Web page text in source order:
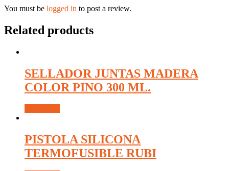
You must be logged in to post a review.
Related products
SELLADOR JUNTAS MADERA
COLOR PINO 300 ML.
PISTOLA SILICONA
TERMOFUSIBLE RUBI